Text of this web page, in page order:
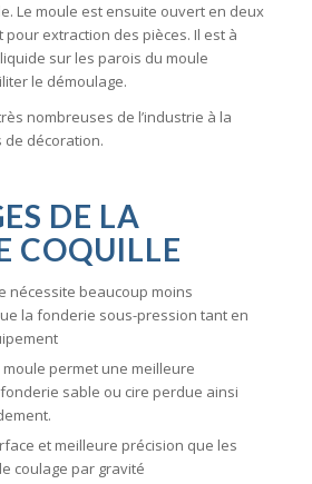
Le moule est ensuite ouvert en deux
extraction des pièces. Il est à
sur les parois du moule
le démoulage.
nombreuses de l’industrie à la
de décoration.
DE LA
COQUILLE
nécessite beaucoup moins
la fonderie sous-pression tant en
permet une meilleure
sable ou cire perdue ainsi
et meilleure précision que les
coulage par gravité